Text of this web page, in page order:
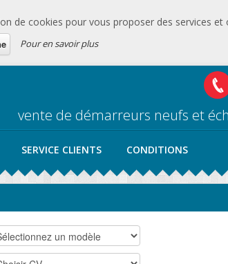
de cookies pour vous proposer des services et
Pour en savoir plus
vente de démarreurs neufs et
SERVICE CLIENTS CONDITIONS